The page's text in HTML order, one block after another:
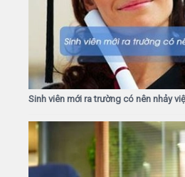
Sinh viên mới ra trường có nên nhảy